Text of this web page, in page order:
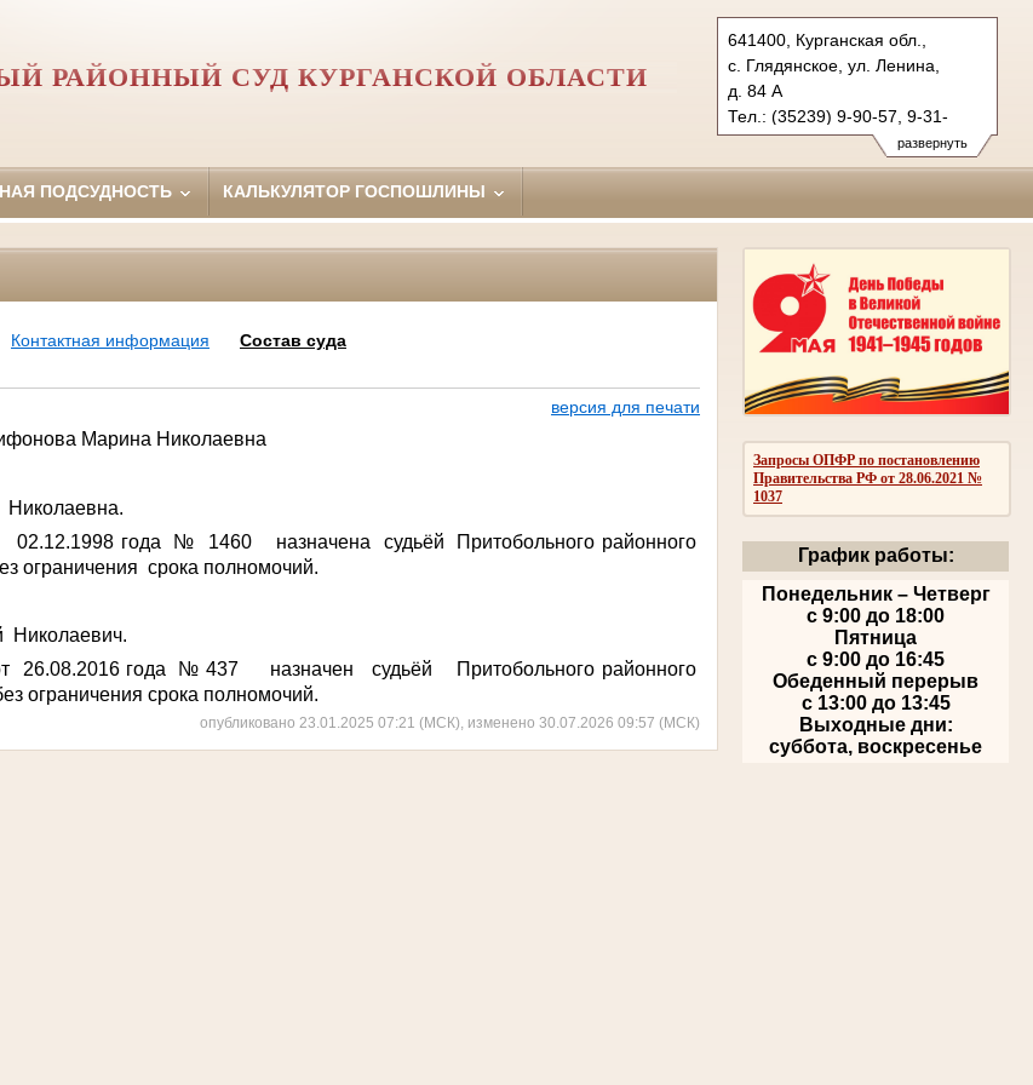
развернуть
641400, Курганская обл.,
с. Глядянское, ул. Ленина,
д. 84 А
Тел.: (35239) 9-90-57, 9-31-
24 (ф.)
pritobolny.krg@sudrf.ru
РАЙОННЫЙ СУД КУРГАНСКОЙ ОБЛАСТИ
ПОДСУДНОСТЬ КАЛЬКУЛЯТОР ГОСПОШЛИНЫ
Запросы ОПФР по постановлению
Правительства РФ от 28.06.2021 №
1037
График работы:
Понедельник – Четверг
с 9:00 до 18:00
Пятница
с 9:00 до 16:45
Обеденный перерыв
с 13:00 до 13:45
Выходные дни:
суббота, воскресенье
Контактная информация
Состав суда
версия для печати
Марина Николаевна
года № 1460 назначена судьёй Притобольного районного
ограничения срока полномочий.
26.08.2016 года № 437 назначен судьёй Притобольного районного
ограничения срока полномочий.
опубликовано 23.01.2025 07:21 (МСК), изменено 30.07.2026 09:57 (МСК)